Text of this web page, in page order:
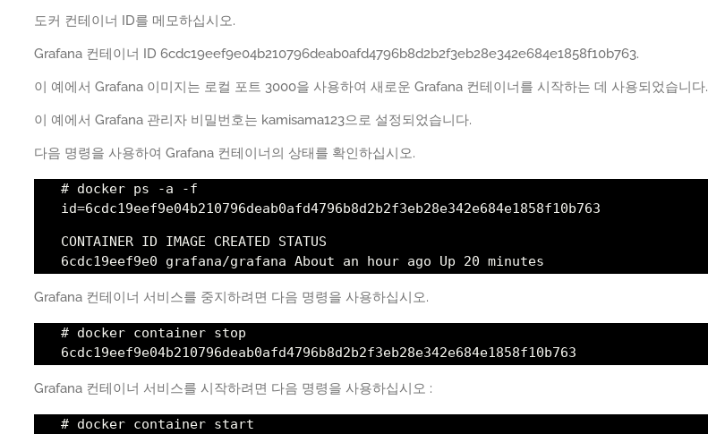
도커 컨테이너 ID를 메모하십시오.
Grafana 컨테이너 ID 6cdc19eef9e04b210796deab0afd4796b8d2b2f3eb28e342e684e1858f10b763.
이 예에서 Grafana 이미지는 로컬 포트 3000을 사용하여 새로운 Grafana 컨테이너를 시작하는 데 사용되었습니다.
이 예에서 Grafana 관리자 비밀번호는 kamisama123으로 설정되었습니다.
다음 명령을 사용하여 Grafana 컨테이너의 상태를 확인하십시오.
# docker ps -a -f
id=6cdc19eef9e04b210796deab0afd4796b8d2b2f3eb28e342e684e1858f10b763
CONTAINER ID IMAGE CREATED STATUS
6cdc19eef9e0 grafana/grafana About an hour ago Up 20 minutes
Grafana 컨테이너 서비스를 중지하려면 다음 명령을 사용하십시오.
# docker container stop
6cdc19eef9e04b210796deab0afd4796b8d2b2f3eb28e342e684e1858f10b763
Grafana 컨테이너 서비스를 시작하려면 다음 명령을 사용하십시오 :
# docker container start